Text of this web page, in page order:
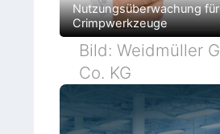
Nutzungsüberwachung für
Crimpwerkzeuge
Bild: Weidmüller
Co. KG